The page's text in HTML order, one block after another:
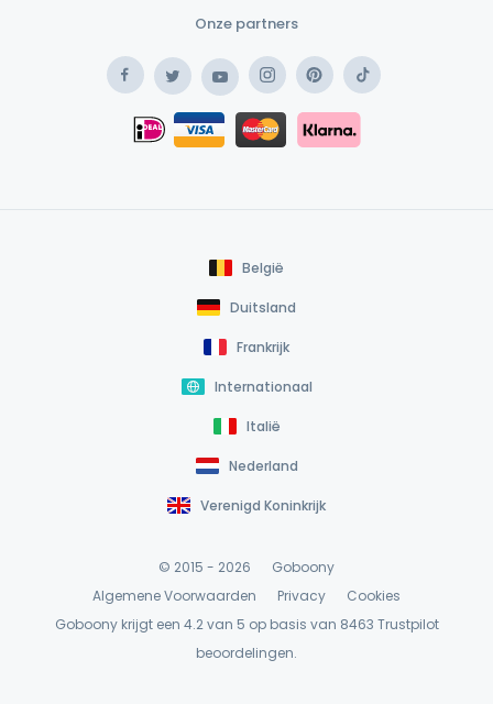
Onze partners
FacebookTwitterYouTubeInstagramPinterestTikTok
iDEAL
Safe Payment Card
Safe Payment Klarna
België
Duitsland
Frankrijk
Internationaal
Italië
Nederland
Verenigd Koninkrijk
© 2015 - 2026
Goboony
Algemene Voorwaarden
Privacy
Cookies
Goboony krijgt een 4.2 van 5 op basis van 8463 Trustpilot
beoordelingen.